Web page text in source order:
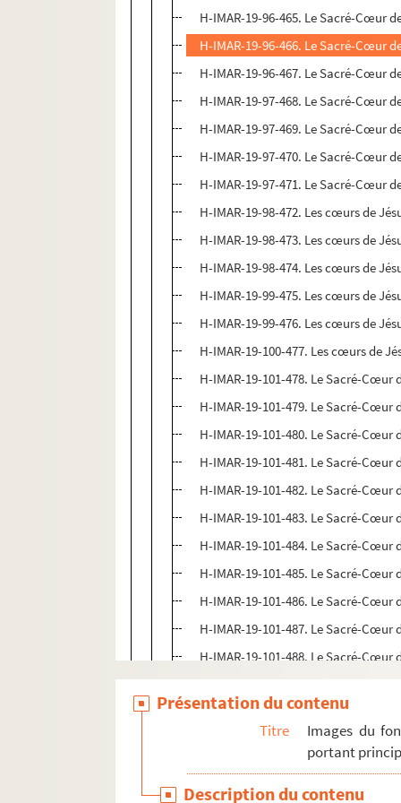
H-IMAR-19-96-465. Le Sacré-Cœur
H-IMAR-19-96-466. Le Sacré-Cœur
H-IMAR-19-96-467. Le Sacré-Cœur
H-IMAR-19-97-468. Le Sacré-Cœur
H-IMAR-19-97-469. Le Sacré-Cœur
H-IMAR-19-97-470. Le Sacré-Cœur
H-IMAR-19-97-471. Le Sacré-Cœur
H-IMAR-19-98-472. Les cœurs de
H-IMAR-19-98-473. Les cœurs de
H-IMAR-19-98-474. Les cœurs de
H-IMAR-19-99-475. Les cœurs de
H-IMAR-19-99-476. Les cœurs de
H-IMAR-19-100-477. Les cœurs de
H-IMAR-19-101-478. Le Sacré-Cœur
H-IMAR-19-101-479. Le Sacré-Cœur
H-IMAR-19-101-480. Le Sacré-Cœur
H-IMAR-19-101-481. Le Sacré-Cœur
H-IMAR-19-101-482. Le Sacré-Cœur
H-IMAR-19-101-483. Le Sacré-Cœur
H-IMAR-19-101-484. Le Sacré-Cœur
H-IMAR-19-101-485. Le Sacré-Cœur
H-IMAR-19-101-486. Le Sacré-Cœur
H-IMAR-19-101-487. Le Sacré-Cœur
H-IMAR-19-101-488. Le Sacré-Cœur
H-IMAR-19-102-489. Le Sacré-Cœur
H-IMAR-19-102-490. Le Sacré-Cœur
H-IMAR-19-102-491. Le Sacré-
H-IMAR-19-102-493. Le Sacré-Cœur
Présentation du contenu
Titre
Images du
portant
Description du contenu